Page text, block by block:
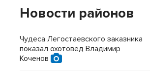
Новости районов
Чудеса Легостаевского заказника
показал охотовед Владимир
Коченов